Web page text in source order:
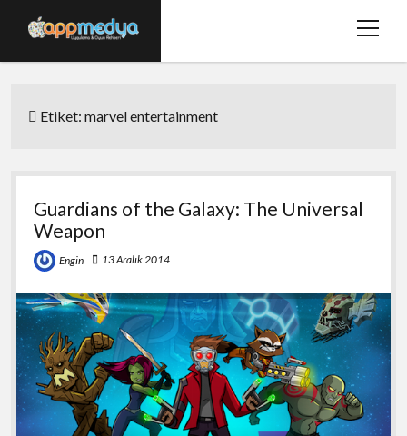
menüyü
Hakkımızda
twitterfacebook
Etiket:marvel entertainment
Guardians of the Galaxy: The Universal
Weapon
Engin 13 Aralık 2014